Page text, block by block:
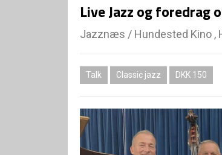
Live Jazz og foredrag
Jazznæs / Hundested Kino ,
Talk Classic jazz DKK 150